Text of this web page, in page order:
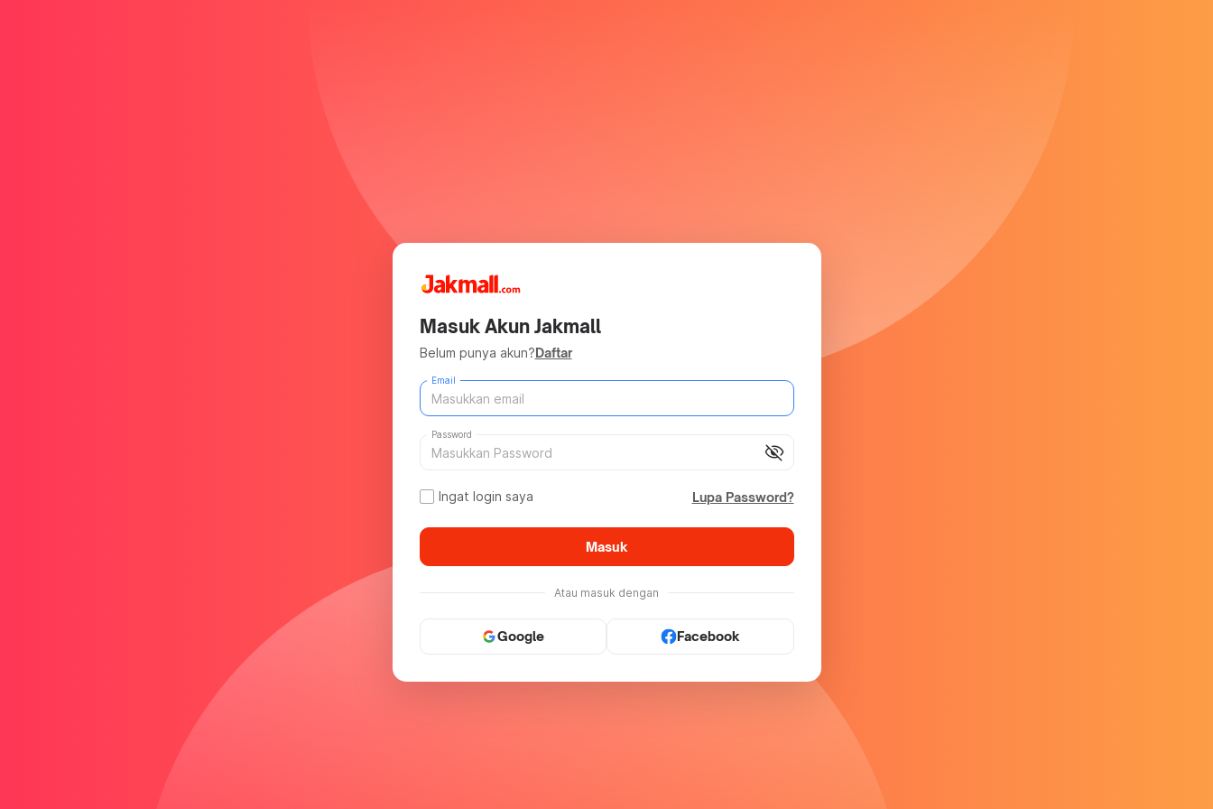
Masuk Akun Jakmall
Belum punya akun?Daftar
Email
visibility_off
Password
Ingat login saya Lupa Password?
Masuk
Atau masuk dengan
Google Facebook